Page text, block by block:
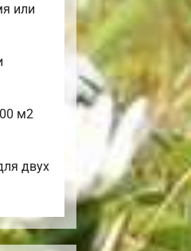
или
м2
двух